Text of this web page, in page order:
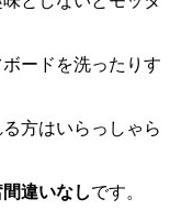
ードを洗ったりす
方はいらっしゃら
違いなしです。